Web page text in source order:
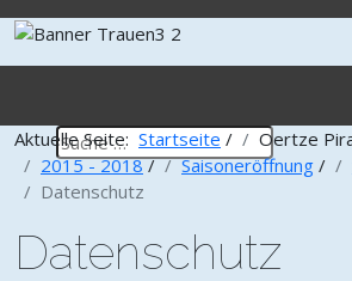
Aktuelle Seite: Startseite / Oertze
2015 - 2018/ Saisoneröffnung /
Datenschutz
Datenschutz